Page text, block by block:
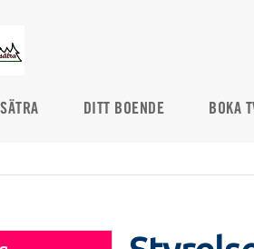
DITT BOENDE BOKA